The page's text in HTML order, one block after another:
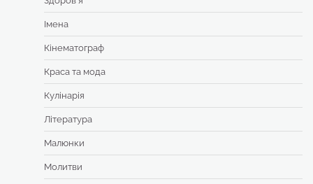
Імена
Кінематограф
Краса та мода
Кулінарія
Література
Малюнки
Молитви